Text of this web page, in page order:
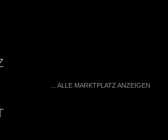
... ALLE MARKTPLATZ ANZEIGEN